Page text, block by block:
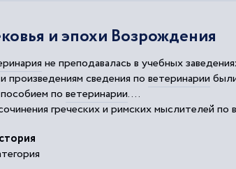
и эпохи Возрождения
не преподавалась в учебных
произведениям сведения по ветеринарии
по ветеринарии....
греческих и римских мыслителей по